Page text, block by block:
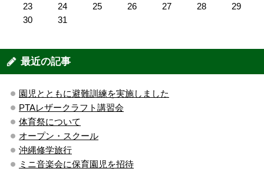
23
24 25 26 27 28
29
30
31
最近の記事
園児とともに避難訓練を実施しました
PTAレザークラフト講習会
体育祭について
オープン・スクール
沖縄修学旅行
ミニ音楽会に保育園児を招待